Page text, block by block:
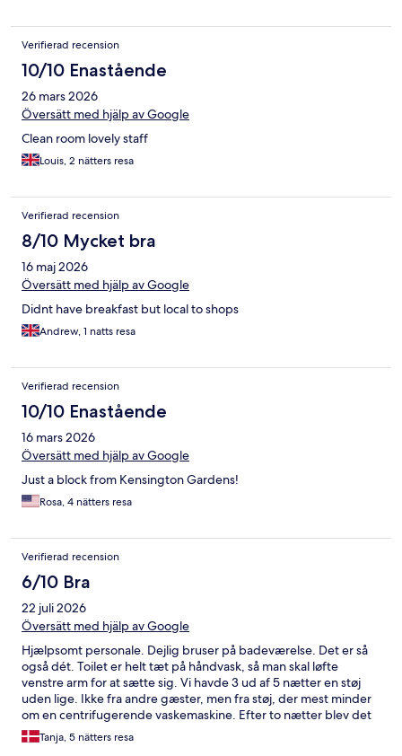
Verifierad recension
10/10 Enastående
26 mars 2026
Översätt med hjälp av Google
Clean room lovely staff
Louis, 2 nätters resa
Verifierad recension
8/10 Mycket bra
16 maj 2026
Översätt med hjälp av Google
Didnt have breakfast but local to shops
Andrew, 1 natts resa
Verifierad recension
10/10 Enastående
16 mars 2026
Översätt med hjälp av Google
Just a block from Kensington Gardens!
Rosa, 4 nätters resa
Verifierad recension
6/10 Bra
22 juli 2026
Översätt med hjälp av Google
Hjælpsomt personale. Dejlig bruser på badeværelse. Det er så
også dét. Toilet er helt tæt på håndvask, så man skal løfte
venstre arm for at sætte sig. Vi havde 3 ud af 5 nætter en støj
uden lige. Ikke fra andre gæster, men fra støj, der mest minder
om en centrifugerende vaskemaskine. Efter to nætter blev det
løst. Men sidste nat var støjen retur. Virkelig ødelæggende for
nattesøvnen. Så på trods af venligt personale og god
Tanja, 5 nätters resa